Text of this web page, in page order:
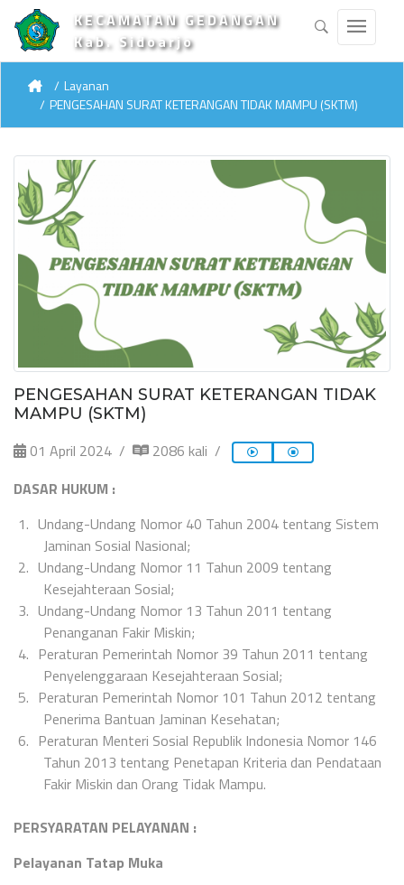
KECAMATAN GEDANGAN
Kab. Sidoarjo
Layanan
PENGESAHAN SURAT KETERANGAN TIDAK MAMPU (SKTM)
PENGESAHAN SURAT KETERANGAN TIDAK
MAMPU (SKTM)
01 April 2024
2086 kali
DASAR HUKUM :
1. Undang-Undang Nomor 40 Tahun 2004 tentang Sistem
Jaminan Sosial Nasional;
2. Undang-Undang Nomor 11 Tahun 2009 tentang
Kesejahteraan Sosial;
3. Undang-Undang Nomor 13 Tahun 2011 tentang
Penanganan Fakir Miskin;
4. Peraturan Pemerintah Nomor 39 Tahun 2011 tentang
Penyelenggaraan Kesejahteraan Sosial;
5. Peraturan Pemerintah Nomor 101 Tahun 2012 tentang
Penerima Bantuan Jaminan Kesehatan;
6. Peraturan Menteri Sosial Republik Indonesia Nomor 146
Tahun 2013 tentang Penetapan Kriteria dan Pendataan
Fakir Miskin dan Orang Tidak Mampu.
PERSYARATAN PELAYANAN :
Pelayanan Tatap Muka